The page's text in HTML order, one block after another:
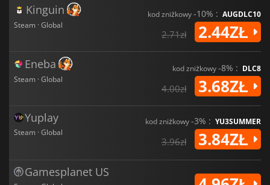
Kinguin
Steam · Global
kod zniżkowy-10% : AUGDLC10
2.71zł 2.44ZŁ
Eneba
Steam · Global
kod zniżkowy-8% : DLC8
4.00zł 3.68ZŁ
Yuplay
Steam · Global
kod zniżkowy-3% : YU3SUMMER
3.96zł 3.84ZŁ
Gamesplanet US